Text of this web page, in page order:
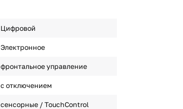
Цифровой
Электронное
фронтальное управление
с отключением
сенсорные / TouchControl